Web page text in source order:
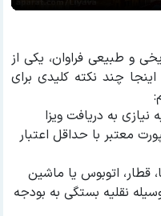
و طبیعی فراوان، یکی از
چند نکته کلیدی برای
نیازی به دریافت ویزا
معتبر با حداقل اعتبار
قطار، اتوبوس یا ماشین
نقلیه بستگی به بودجه